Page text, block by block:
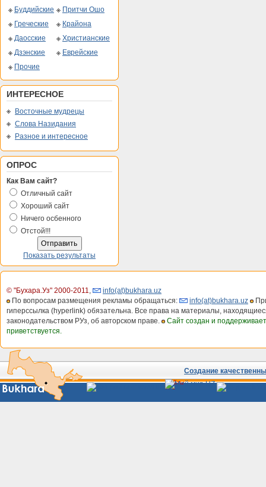
Буддийские
Притчи Ошо
Греческие
Крайона
Даосские
Христианские
Дзэнские
Еврейские
Прочие
ИНТЕРЕСНОЕ
Восточные мудрецы
Слова Назидания
Разное и интересное
ОПРОС
Как Вам сайт?
Отличный сайт
Хороший сайт
Ничего осбенного
Отстой!!!
Показать результаты
© "Бухара.Уз" 2000-2011,
info(at)bukhara.uz
По вопросам размещения рекламы обращаться:
info(at)bukhara.uz
гиперссылка (hyperlink) обязательна. Все права на материалы,
законодательством РУз, об авторском праве.
Сайт создан и
приветствуется.
Создание
Сайты
Узбекистана